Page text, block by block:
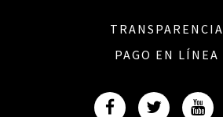
TRANSPARENCIA
PAGO EN LÍNEA